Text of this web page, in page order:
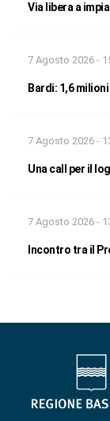
Via libera a
7 Agosto 2026 -
Bardi: 1,6
7 Agosto 2026 -
Una call per il
7 Agosto 2026 -
Incontro tra il